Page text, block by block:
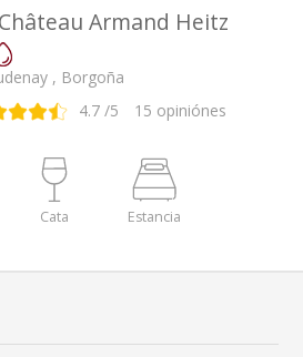
Armand Heitz
, Borgoña
4.7 /5 15 opiniónes
Cata Estancia